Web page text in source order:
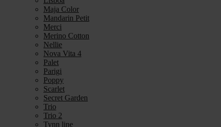
Maja Color
Mandarin Petit
Merci
Merino Cotton
Nellie
Nova Vita 4
Palet
Parigi
Poppy
Scarlet
Secret Garden
Trio
Trio 2
Tynn line